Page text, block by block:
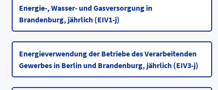
Energie-, Wasser- und Gasversorgung in
Brandenburg, jährlich (EIV1-j)
Energieverwendung der Betriebe des Verarbeitenden
Gewerbes in Berlin und Brandenburg, jährlich (EIV3-j)